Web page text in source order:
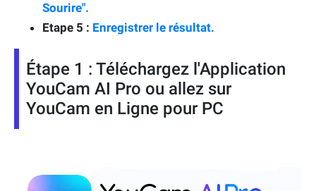
Sourire".
Etape 5 : Enregistrer le résultat.
Étape 1 : Téléchargez l'Application
YouCam AI Pro ou allez sur
YouCam en Ligne pour PC